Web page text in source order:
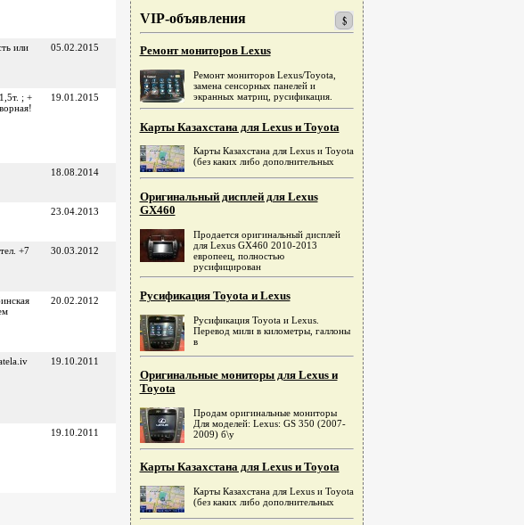
или
05.02.2015
; +
19.01.2015
18.08.2014
23.04.2013
+7
30.03.2012
20.02.2012
19.10.2011
19.10.2011
VIP-объявления
Ремонт мониторов Lexus
Ремонт мониторов Lexus/Toyota,
замена сенсорных панелей и
экранных матриц, русификация.
Карты Казахстана для Lexus и Toyota
Карты Казахстана для Lexus и Toyota
(без каких либо дополнительных
Оригинальный дисплей для Lexus
GX460
Продается оригинальный дисплей
для Lexus GX460 2010-2013
европеец, полностью
русифицирован
Русификация Toyota и Lexus
Русификация Toyota и Lexus.
Перевод мили в километры, галлоны
в
Оригинальные мониторы для Lexus и
Toyota
Продам оригинальные мониторы
Для моделей: Lexus: GS 350 (2007-
2009) б\у
Карты Казахстана для Lexus и Toyota
Карты Казахстана для Lexus и Toyota
(без каких либо дополнительных